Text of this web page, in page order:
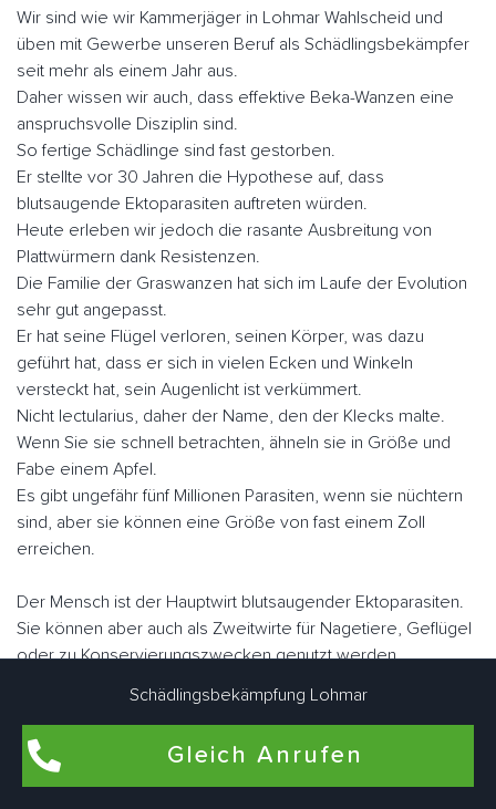
Wir sind wie wir Kammerjäger in Lohmar Wahlscheid und
üben mit Gewerbe unseren Beruf als Schädlingsbekämpfer
seit mehr als einem Jahr aus.
Daher wissen wir auch, dass effektive Beka-Wanzen eine
anspruchsvolle Disziplin sind.
So fertige Schädlinge sind fast gestorben.
Er stellte vor 30 Jahren die Hypothese auf, dass
blutsaugende Ektoparasiten auftreten würden.
Heute erleben wir jedoch die rasante Ausbreitung von
Plattwürmern dank Resistenzen.
Die Familie der Graswanzen hat sich im Laufe der Evolution
sehr gut angepasst.
Er hat seine Flügel verloren, seinen Körper, was dazu
geführt hat, dass er sich in vielen Ecken und Winkeln
versteckt hat, sein Augenlicht ist verkümmert.
Nicht lectularius, daher der Name, den der Klecks malte.
Wenn Sie sie schnell betrachten, ähneln sie in Größe und
Fabe einem Apfel.
Es gibt ungefähr fünf Millionen Parasiten, wenn sie nüchtern
sind, aber sie können eine Größe von fast einem Zoll
erreichen.
Der Mensch ist der Hauptwirt blutsaugender Ektoparasiten.
Sie können aber auch als Zweitwirte für Nagetiere, Geflügel
oder zu Konservierungszwecken genutzt werden.
Sie "laufen" jedoch sehr schnell. Lohmar Wahlscheider
Schädlingsbekämpfungsexperten arbeiten eng zusammen,
um Bettwanzen bedarfsgerecht individuell zu bekämpfen.
Schädlingsbekämpfung Lohmar
Gleich Anrufen